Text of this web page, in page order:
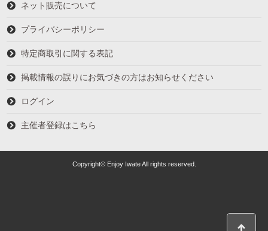
ネット販売について
プライバシーポリシー
特定商取引に関する表記
掲載情報の誤りにお気づきの方はお知らせください
ログイン
主催者登録はこちら
Copyright© Enjoy Iwate All rights reserved.